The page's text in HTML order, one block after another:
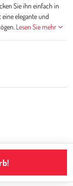
Sie ihn einfach in
elegante und
Lesen Sie mehr